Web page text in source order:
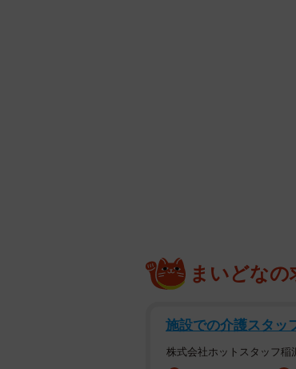
からすべてが始まりました
ちゃん。現在5歳になる
持ちが引き寄せた、まさ
まいどなの
施設での介護スタッ
株式会社ホットスタッフ稲